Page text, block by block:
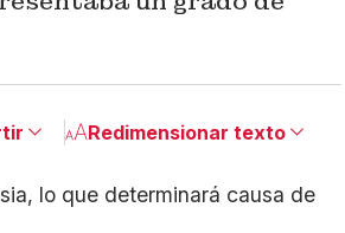
Redimensionar texto
Pequeño